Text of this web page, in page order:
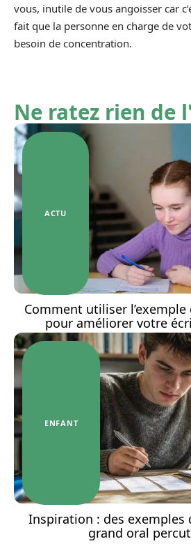
vous, inutile de vous angoisser car
fait que la personne en charge de
besoin de concentration.
Ne ratez rien de
ACTU
Comment utiliser
pour améliorer votre
ENFANT
Inspiration : des exemples
grand oral